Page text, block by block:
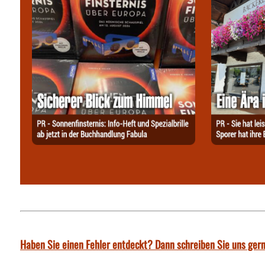
Haben Sie einen Fehler entdeckt? Dann schreiben Sie uns